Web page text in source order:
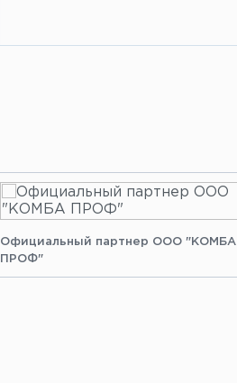
Официальный партнер ООО "КОМБА
ПРОФ"